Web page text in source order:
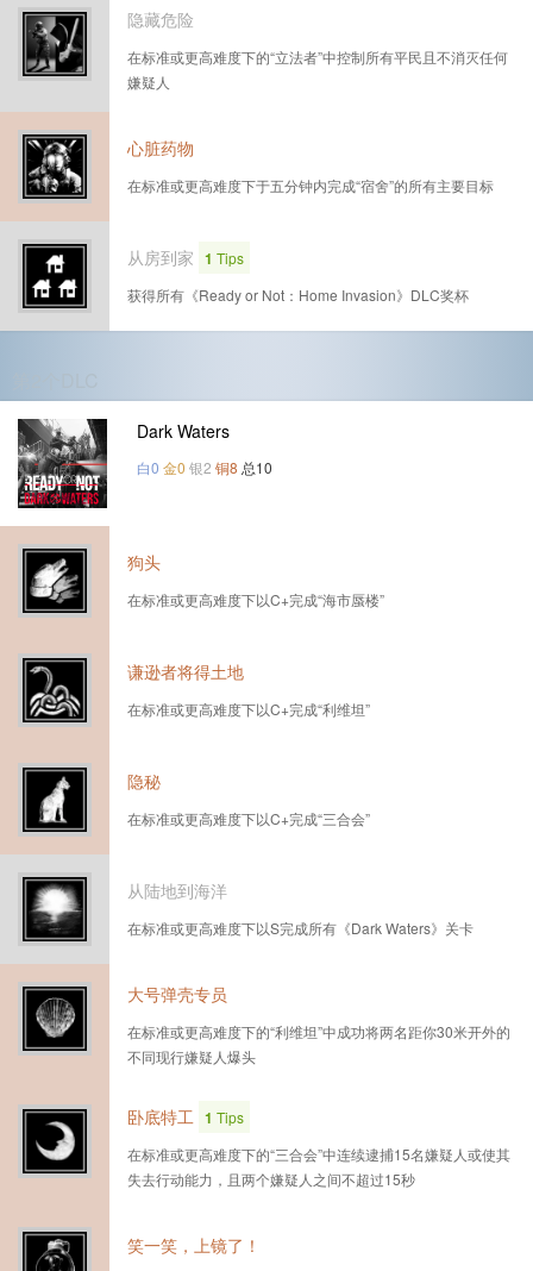
隐藏危险
在标准或更高难度下的“立法者”中控制所有平民且不消灭任何
嫌疑人
心脏药物
在标准或更高难度下于五分钟内完成“宿舍”的所有主要目标
从房到家 1 Tips
获得所有《Ready or Not：Home Invasion》DLC奖杯
Dark Waters
白0 金0 银2 铜8 总10
狗头
在标准或更高难度下以C+完成“海市蜃楼”
谦逊者将得土地
在标准或更高难度下以C+完成“利维坦”
隐秘
在标准或更高难度下以C+完成“三合会”
从陆地到海洋
在标准或更高难度下以S完成所有《Dark Waters》关卡
大号弹壳专员
在标准或更高难度下的“利维坦”中成功将两名距你30米开外的
不同现行嫌疑人爆头
卧底特工 1 Tips
在标准或更高难度下的“三合会”中连续逮捕15名嫌疑人或使其
失去行动能力，且两个嫌疑人之间不超过15秒
笑一笑，上镜了！